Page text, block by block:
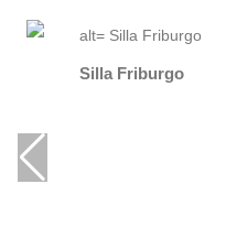
Silla Friburgo